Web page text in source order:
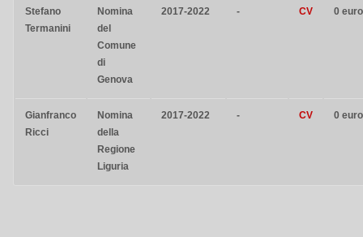
Stefano
Termanini
Nomina
del
Comune
di
Genova
2017-2022 - CV 0 euro
Gianfranco
Ricci
Nomina
della
Regione
Liguria
2017-2022 - CV 0 euro